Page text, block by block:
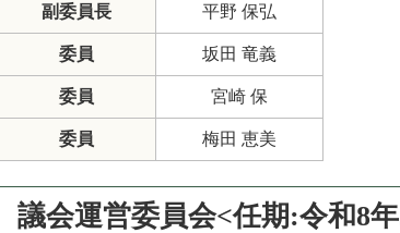
副委員長 平野 保弘
委員 坂田 竜義
委員 宮崎 保
委員 梅田 恵美
議会運営委員会<任期:令和8